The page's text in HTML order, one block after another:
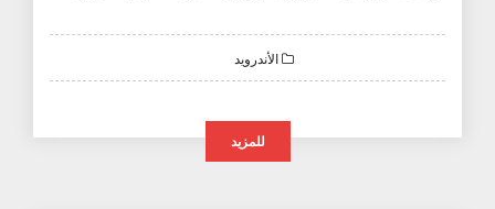
الأندرويد
للمزيد